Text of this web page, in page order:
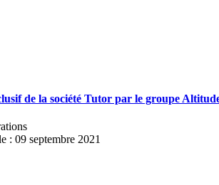
de la société Tutor par le groupe
: 09 septembre 2021